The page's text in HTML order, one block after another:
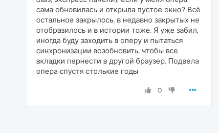
сама обновилась и открыла пустое окно? Всё
остальное закрылось, в недавно закрытых не
отобразилось и в истории тоже. Я уже забил,
иногда буду заходить в оперу и пытаться
синхронизации возобновить, чтобы все
вкладки пернести в другой браузер. Подвела
опера спустя столькие годы
0